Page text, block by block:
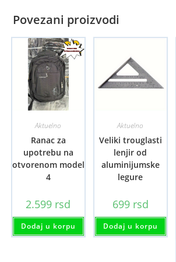
Povezani proizvodi
Aktuelno
Ranac za
upotrebu na
otvorenom model
4
2.599 rsd
Dodaj u korpu
Aktuelno
Veliki trouglasti
lenjir od
aluminijumske
legure
699 rsd
Dodaj u korpu